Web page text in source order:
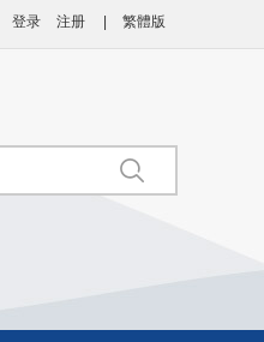
登录 注册 繁體版